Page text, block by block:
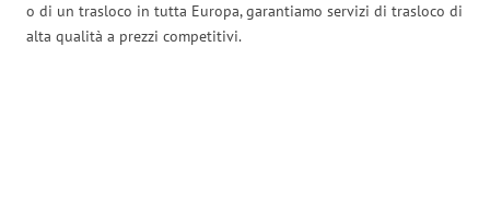
o di un trasloco in tutta Europa, garantiamo servizi di trasloco di
alta qualità a prezzi competitivi.